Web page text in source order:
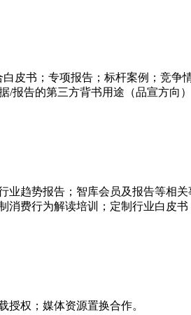
皮书；专项报告；标杆案例；竞争
报告的第三方背书用途（品宣方向）
业趋势报告；智库会员及报告等相关
费行为解读培训；定制行业白皮书
授权；媒体资源置换合作。